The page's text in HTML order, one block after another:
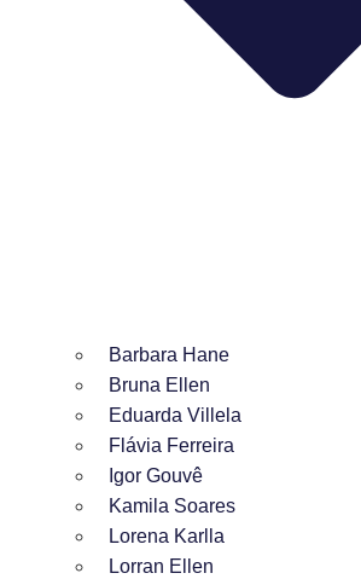
Barbara Hane
Bruna Ellen
Eduarda Villela
Flávia Ferreira
Igor Gouvê
Kamila Soares
Lorena Karlla
Lorran Ellen